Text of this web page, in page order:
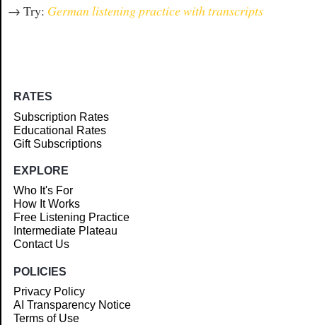
→ Try: German listening practice with transcripts
RATES
Subscription Rates
Educational Rates
Gift Subscriptions
EXPLORE
Who It's For
How It Works
Free Listening Practice
Intermediate Plateau
Contact Us
POLICIES
Privacy Policy
AI Transparency Notice
Terms of Use